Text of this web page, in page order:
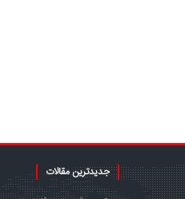
جدیدترین مقالات